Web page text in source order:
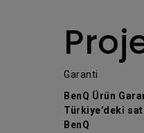
Garanti
BenQ Ürün
Türkiye’deki
BenQ